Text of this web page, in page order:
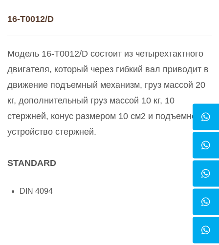
16-T0012/D
Модель 16-T0012/D состоит из четырехтактного
двигателя, который через гибкий вал приводит в
движение подъемный механизм, груз массой 20
кг, дополнительный груз массой 10 кг, 10
стержней, конус размером 10 см2 и подъемное
устройство стержней.
STANDARD
DIN 4094